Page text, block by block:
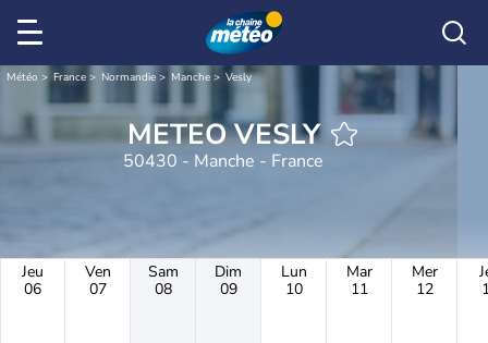
Météo France Normandie Manche Vesly
METEO VESLY
50430 - Manche - France
Jeu
06
Ven
07
Sam
08
Dim
09
Lun
10
Mar
11
Mer
12